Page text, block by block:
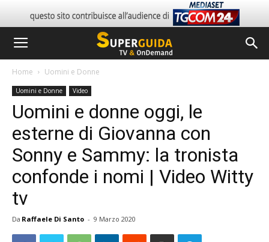
Home Uomini e Donne
Uomini e Donne Video
Uomini e donne oggi, le
esterne di Giovanna con
Sonny e Sammy: la tronista
confonde i nomi | Video Witty
tv
Da Raffaele Di Santo - 9 Marzo 2020